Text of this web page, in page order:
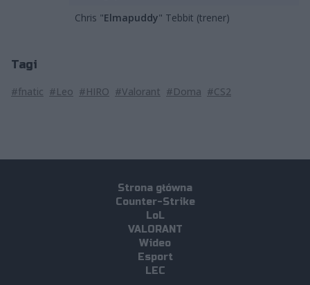
Chris "Elmapuddy" Tebbit (trener)
Tagi
#fnatic #Leo #HIRO #Valorant #Doma #CS2
Strona główna
Counter-Strike
LoL
VALORANT
Wideo
Esport
LEC